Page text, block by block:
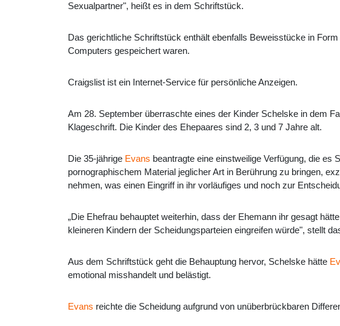
Sexualpartner", heißt es in dem Schriftstück.
Das gerichtliche Schriftstück enthält ebenfalls Beweisstücke in
Computers gespeichert waren.
Craigslist ist ein Internet-Service für persönliche Anzeigen.
Am 28. September überraschte eines der Kinder Schelske in dem
Klageschrift. Die Kinder des Ehepaares sind 2, 3 und 7 Jahre alt.
Die 35-jährige Evans beantragte eine einstweilige Verfügung, die
pornographischem Material jeglicher Art in Berührung zu bringen,
nehmen, was einen Eingriff in ihr vorläufiges und noch zur
„Die Ehefrau behauptet weiterhin, dass der Ehemann ihr gesagt
kleineren Kindern der Scheidungsparteien eingreifen würde", stellt
Aus dem Schriftstück geht die Behauptung hervor, Schelske hätte
emotional misshandelt und belästigt.
Evans reichte die Scheidung aufgrund von unüberbrückbaren